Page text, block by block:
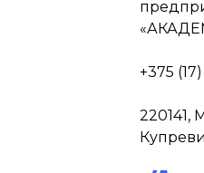
+375
220141,